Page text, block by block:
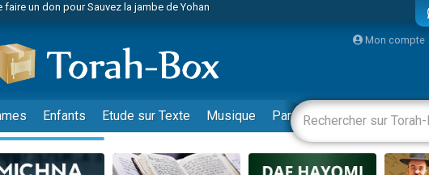
rejoindre sur WhatsApp
rejoindre sur WhatsApp
Torah-Box Music
un don pour Tsédaka : pauvres d'Israel
un don pour Diane, 80 ans, dans un appartement insalubre
de grandeur n°104 : Le Chabbath et le Birkat Hamazone à travers le temps
Mon compte
Enfants Etude sur Texte Musique Paracha Divertissements